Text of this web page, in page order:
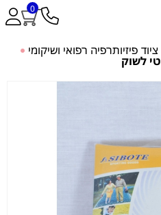
0
ציוד פיזיותרפיה רפואי ושיקומי
לשוק